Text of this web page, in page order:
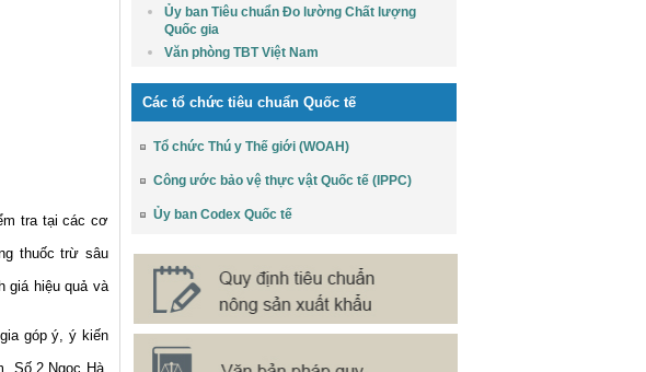
tra tại các cơ
thuốc trừ sâu
hiệu quả và
góp ý, ý kiến
Số 2 Ngọc Hà,
Ủy ban Tiêu chuẩn Đo lường Chất lượng
Quốc gia
Văn phòng TBT Việt Nam
Các tổ chức tiêu chuẩn Quốc tế
Tổ chức Thú y Thế giới (WOAH)
Công ước bảo vệ thực vật Quốc tế (IPPC)
Ủy ban Codex Quốc tế